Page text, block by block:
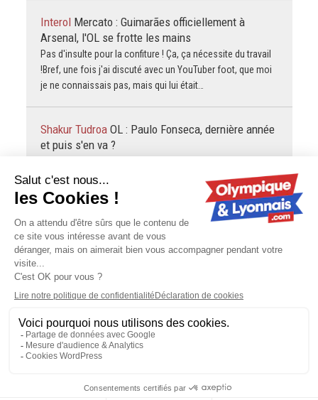
Interol Mercato : Guimarães officiellement à
Arsenal, l'OL se frotte les mains
Pas d'insulte pour la confiture ! Ça, ça nécessite du travail
!Bref, une fois j'ai discuté avec un YouTuber foot, que moi
je ne connaissais pas, mais qui lui était…
Shakur Tudroa OL : Paulo Fonseca, dernière année
et puis s'en va ?
culture de l’instant. On n’est que tout début août, avec une
prépa décalée, un effectif tronqué de ses mondialistes et…
undeuxtroisGiraldez après OL Lyonnes - Real
Sociedad (1-1) : "Important de reprendre le rythme"
Non pour le coup Weir n'a quasiment jamais joué sur le
côté droit avec le Real, j'en suis quasiment persuadé. Elle
est par ailleurs gauchère. Elle a joué très principalement…
Contactez-nous
Olympique-et-Lyonnais - 6 rue Gorge de Loup - 69009 Lyon